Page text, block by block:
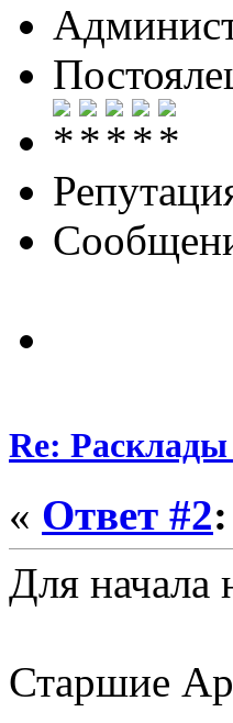
Re:
« Ответ #2:
Для начала
Старшие